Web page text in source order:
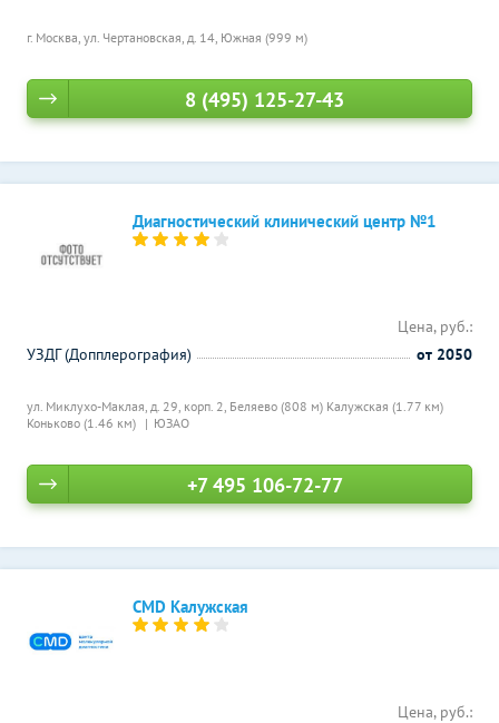
г. Москва, ул. Чертановская, д. 14, Южная (999 м)
8 (495) 125-27-43
Диагностический клинический центр №1
ул. Миклухо-Маклая, д. 29, корп. 2, Беляево (808 м) Калужская (1.77 км)
Коньково (1.46 км)
ЮЗАО
Цена, руб.:
УЗДГ (Допплерография)
от 2050
+7 495 106-72-77
CMD Калужская
Цена, руб.: